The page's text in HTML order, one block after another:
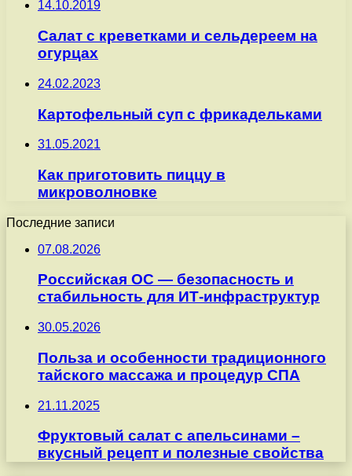
14.10.2019
Салат с креветками и сельдереем на
огурцах
24.02.2023
Картофельный суп с фрикадельками
31.05.2021
Как приготовить пиццу в
микроволновке
Последние записи
07.08.2026
Российская ОС — безопасность и
стабильность для ИТ-инфраструктур
30.05.2026
Польза и особенности традиционного
тайского массажа и процедур СПА
21.11.2025
Фруктовый салат с апельсинами –
вкусный рецепт и полезные свойства